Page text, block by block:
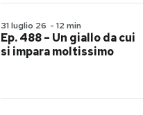
31 luglio 26 - 12 min
Ep. 488 – Un giallo da cui
si impara moltissimo